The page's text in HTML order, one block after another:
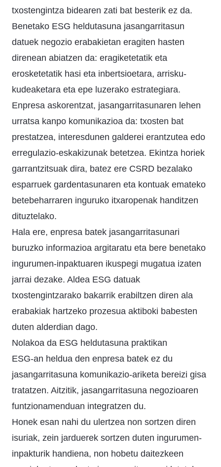
txostengintza bidearen zati bat besterik ez da.
Benetako ESG heldutasuna jasangarritasun
datuek negozio erabakietan eragiten hasten
direnean abiatzen da: eragiketetatik eta
erosketetatik hasi eta inbertsioetara, arrisku-
kudeaketara eta epe luzerako estrategiara.
Enpresa askorentzat, jasangarritasunaren lehen
urratsa kanpo komunikazioa da: txosten bat
prestatzea, interesdunen galderei erantzutea edo
erregulazio-eskakizunak betetzea. Ekintza horiek
garrantzitsuak dira, batez ere CSRD bezalako
esparruek gardentasunaren eta kontuak emateko
betebeharraren inguruko itxaropenak handitzen
dituztelako.
Hala ere, enpresa batek jasangarritasunari
buruzko informazioa argitaratu eta bere benetako
ingurumen-inpaktuaren ikuspegi mugatua izaten
jarrai dezake. Aldea ESG datuak
txostengintzarako bakarrik erabiltzen diren ala
erabakiak hartzeko prozesua aktiboki babesten
duten alderdian dago.
Nolakoa da ESG heldutasuna praktikan
ESG-an heldua den enpresa batek ez du
jasangarritasuna komunikazio-ariketa bereizi gisa
tratatzen. Aitzitik, jasangarritasuna negozioaren
funtzionamenduan integratzen du.
Honek esan nahi du ulertzea non sortzen diren
isuriak, zein jarduerek sortzen duten ingurumen-
inpakturik handiena, non hobetu daitezkeen